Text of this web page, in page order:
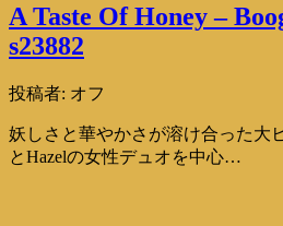
A Taste Of Honey –
s23882
投稿者: オフ
妖しさと華やかさが溶け合った大
とHazelの女性デュオを中心…